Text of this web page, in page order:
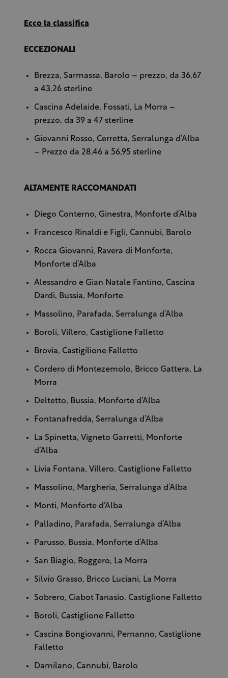
Ecco la classifica
ECCEZIONALI
Brezza, Sarmassa, Barolo – prezzo, da 36,67
a 43,26 sterline
Cascina Adelaide, Fossati, La Morra –
prezzo, da 39 a 47 sterline
Giovanni Rosso, Cerretta, Serralunga d’Alba
– Prezzo da 28,46 a 56,95 sterline
ALTAMENTE RACCOMANDATI
Diego Conterno, Ginestra, Monforte d’Alba
Francesco Rinaldi e Figli, Cannubi, Barolo
Rocca Giovanni, Ravera di Monforte,
Monforte d’Alba
Alessandro e Gian Natale Fantino, Cascina
Dardi, Bussia, Monforte
Massolino, Parafada, Serralunga d’Alba
Boroli, Villero, Castiglione Falletto
Brovia, Castigilione Falletto
Cordero di Montezemolo, Bricco Gattera, La
Morra
Deltetto, Bussia, Monforte d’Alba
Fontanafredda, Serralunga d’Alba
La Spinetta, Vigneto Garretti, Monforte
d’Alba
Livia Fontana, Villero, Castiglione Falletto
Massolino, Margheria, Serralunga d’Alba
Monti, Monforte d’Alba
Palladino, Parafada, Serralunga d’Alba
Parusso, Bussia, Monforte d’Alba
San Biagio, Roggero, La Morra
Silvio Grasso, Bricco Luciani, La Morra
Sobrero, Ciabot Tanasio, Castiglione Falletto
Boroli, Castiglione Falletto
Cascina Bongiovanni, Pernanno, Castiglione
Falletto
Damilano, Cannubi, Barolo